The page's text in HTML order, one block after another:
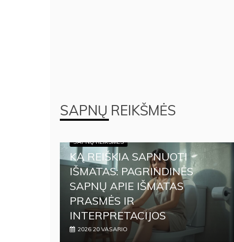
SAPNŲ REIKŠMĖS
SAPNŲ REIKŠMĖS
KĄ REIŠKIA SAPNUOTI
IŠMATAS: PAGRINDINĖS
SAPNŲ APIE IŠMATAS
PRASMĖS IR
INTERPRETACIJOS
2026 20 VASARIO